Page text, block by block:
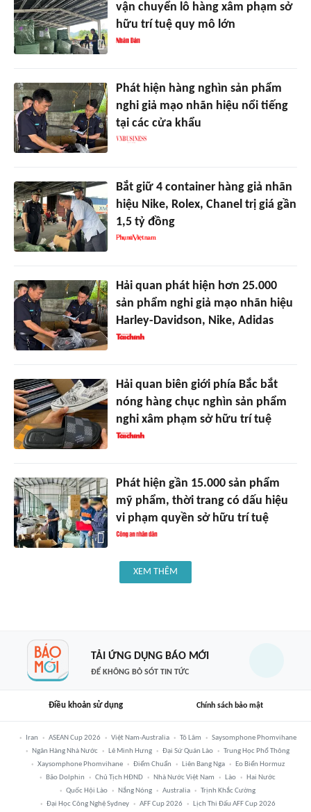
vận chuyển lô hàng xâm phạm sở
hữu trí tuệ quy mô lớn
Phát hiện hàng nghìn sản phẩm
nghi giả mạo nhãn hiệu nổi tiếng
tại các cửa khẩu
Bắt giữ 4 container hàng giả nhãn
hiệu Nike, Rolex, Chanel trị giá gần
1,5 tỷ đồng
Hải quan phát hiện hơn 25.000
sản phẩm nghi giả mạo nhãn hiệu
Harley-Davidson, Nike, Adidas
Hải quan biên giới phía Bắc bắt
nóng hàng chục nghìn sản phẩm
nghi xâm phạm sở hữu trí tuệ
Phát hiện gần 15.000 sản phẩm
mỹ phẩm, thời trang có dấu hiệu
vi phạm quyền sở hữu trí tuệ
XEM THÊM
TẢI ỨNG DỤNG BÁO MỚI
ĐỂ KHÔNG BỎ SÓT TIN TỨC
Điều khoản sử dụng Chính sách bảo mật
Iran ASEAN Cup 2026 Việt Nam-Australia Tô Lâm
Saysomphone Phomvihane
Ngân Hàng Nhà Nước
Lê Minh Hưng Đại Sứ Quán Lào
Trung Học Phổ Thông
Xaysomphone Phomvihane
Điểm Chuẩn Liên Bang Nga
Eo Biển Hormuz
Bão Dolphin
Chủ Tịch HĐND Nhà Nước Việt Nam Lào
Hai Nước
Quốc Hội Lào
Nắng Nóng Australia
Trịnh Khắc Cường
Đại Học Công Nghệ Sydney
AFF Cup 2026 Lịch Thi Đấu AFF Cup 2026